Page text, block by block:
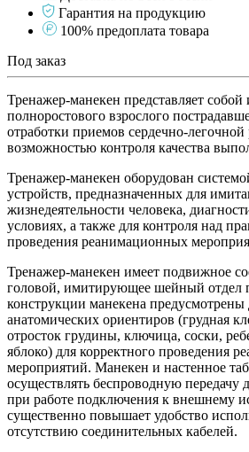
Гарантия на продукцию
100% предоплата товара
Под заказ
Тренажер-манекен представляет
полноростового взрослого
отработки приемов сердечно-
возможностью контроля качества
Тренажер-манекен оборудован
устройств, предназначенных для
жизнедеятельности человека,
условиях, а также для контроля над
проведения реанимационных
Тренажер-манекен имеет подвижное
головой, имитирующее шейный отдел
конструкции манекена предусмотрены
анатомических ориентиров (грудная
отросток грудины, ключица, соски,
яблоко) для корректного проведения
мероприятий. Манекен и настенное
осуществлять беспроводную передачу
при работе подключения к внешнему
существенно повышает удобство
отсутствию соединительных кабелей.